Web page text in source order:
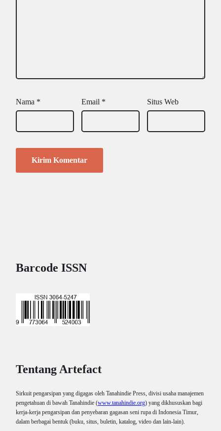
Nama * Email * Situs Web
Barcode ISSN
Tentang Artefact
Sirkuit pengarsipan yang digagas oleh Tanahindie Press, divisi usaha manajemen
pengetahuan di bawah Tanahindie (www.tanahindie.org) yang dikhususkan bagi
kerja-kerja pengarsipan dan penyebaran gagasan seni rupa di Indonesia Timur,
dalam berbagai bentuk (buku, situs, buletin, katalog, video dan lain-lain).